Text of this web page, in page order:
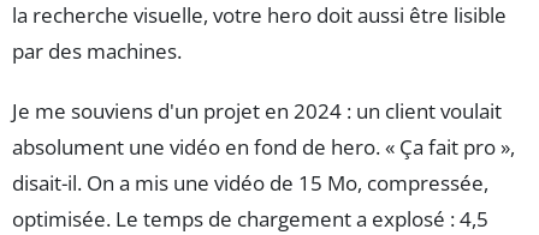
la recherche visuelle, votre hero doit aussi être lisible
par des machines.
Je me souviens d'un projet en 2024 : un client voulait
absolument une vidéo en fond de hero. « Ça fait pro »,
disait-il. On a mis une vidéo de 15 Mo, compressée,
optimisée. Le temps de chargement a explosé : 4,5